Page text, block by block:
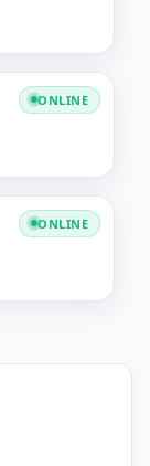
ONLINE
ONLINE